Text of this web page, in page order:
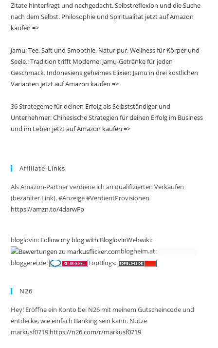
Zitate hinterfragt und nachgedacht. Selbstreflexion und die Suche
nach dem Selbst. Philosophie und Spiritualität jetzt auf Amazon
kaufen =>
Jamu: Tee, Saft und Smoothie. Natur pur. Wellness für Körper und
Seele.: Tradition trifft Moderne: Jamu-Getränke für jeden
Geschmack. Indonesiens geheimes Elixier: Jamu in drei köstlichen
Varianten jetzt auf Amazon kaufen =>
36 Strategeme für deinen Erfolg als Selbstständiger und
Unternehmer: Chinesische Strategien für deinen Erfolg im Business
und im Leben jetzt auf Amazon kaufen =>
Affiliate-Links
Als Amazon-Partner verdiene ich an qualifizierten Verkäufen
(bezahlter Link). #Anzeige #VerdientProvisionen
https://amzn.to/4darwFp
bloglovin: Follow my blog with BloglovinWebwiki:
blogheim.at:
bloggerei.de:
TopBlogs:
N26
Hey! Eröffne ein Konto bei N26 mit meinem Gutscheincode und
entdecke, wie einfach Banking sein kann. Nutze
markusf0719.https://n26.com/r/markusf0719